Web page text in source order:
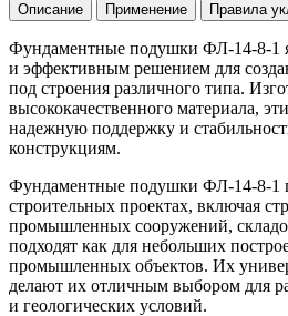
Описание Применение Правила
Фундаментные подушки ФЛ-14-8-1
и эффективным решением для
под строения различного типа.
высококачественного материала,
надежную поддержку и
конструкциям.
Фундаментные подушки ФЛ-14-8-1
строительных проектах, включая
промышленных сооружений,
подходят как для небольших
промышленных объектов. Их
делают их отличным выбором для
и геологических условий.